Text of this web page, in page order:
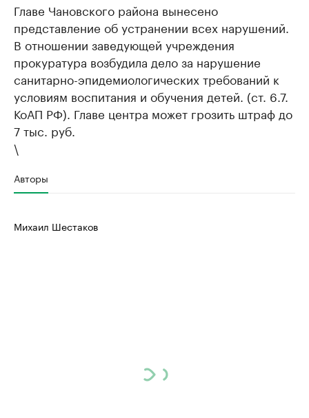
Главе Чановского района вынесено
представление об устранении всех нарушений.
В отношении заведующей учреждения
прокуратура возбудила дело за нарушение
санитарно-эпидемиологических требований к
условиям воспитания и обучения детей. (ст. 6.7.
КоАП РФ). Главе центра может грозить штраф до
7 тыс. руб.
\
Авторы
Михаил Шестаков